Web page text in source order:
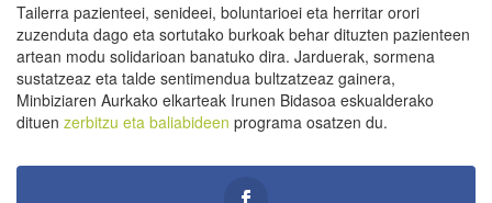
Tailerra pazienteei, senideei, boluntarioei eta herritar orori
zuzenduta dago eta sortutako burkoak behar dituzten pazienteen
artean modu solidarioan banatuko dira. Jarduerak, sormena
sustatzeaz eta talde sentimendua bultzatzeaz gainera,
Minbiziaren Aurkako elkarteak Irunen Bidasoa eskualderako
dituen zerbitzu eta baliabideen programa osatzen du.